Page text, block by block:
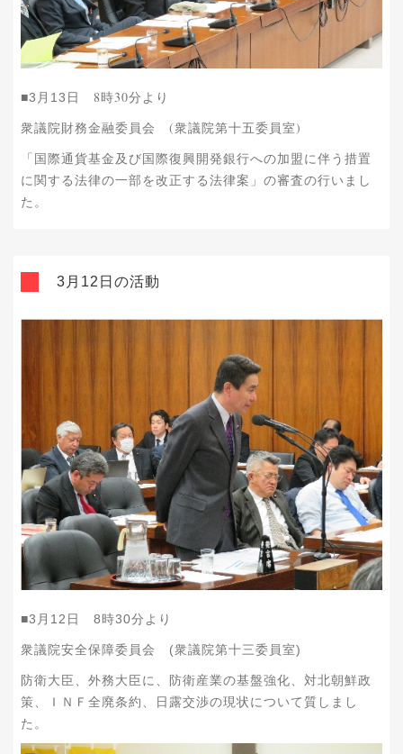
■3月13日
8時30分より
衆議院財務金融委員会 (衆議院第十五委員室)
「国際通貨基金及び国際復興開発銀行への加盟に伴う措置
に関する法律の一部を改正する法律案」の審査の行いまし
た。
3月12日の活動
■3月12日 8時30分より
衆議院安全保障委員会 (衆議院第十三委員室)
防衛大臣、外務大臣に、防衛産業の基盤強化、対北朝鮮政
策、ＩＮＦ全廃条約、日露交渉の現状について質しまし
た。